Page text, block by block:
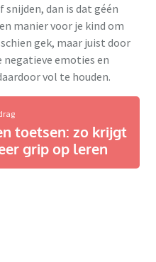
snijden, dan is dat géén
manier voor je kind om
gek, maar juist door
negatieve emoties en
vol te houden.
toetsen: zo krijgt
grip op leren